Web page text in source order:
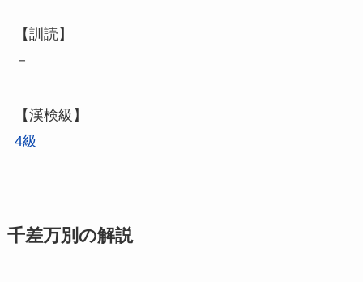
【訓読】
－
【漢検級】
4級
千差万別の解説